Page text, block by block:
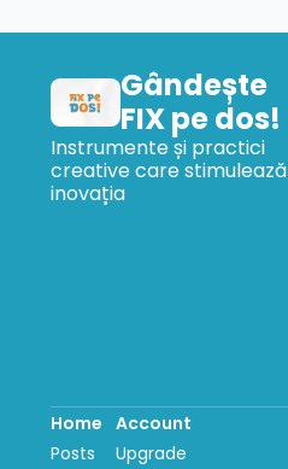
Gândește
FIX pe dos!
Instrumente și practici
creative care stimulează
inovația
Home
Posts
Account
Upgrade